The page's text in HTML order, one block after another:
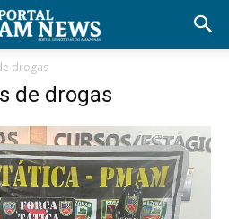
drogas
de drogas